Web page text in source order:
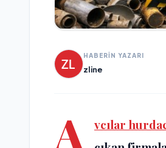
HABERİN YAZARI
zline
A vcılar